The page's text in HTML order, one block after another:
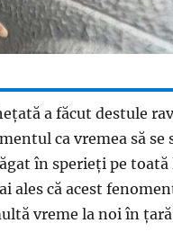
a făcut destule
ca vremea să se
în sperieți pe
ales că acest
vreme la noi în